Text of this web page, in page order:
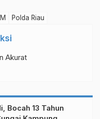
Polda Riau
Akurat
Bocah 13 Tahun